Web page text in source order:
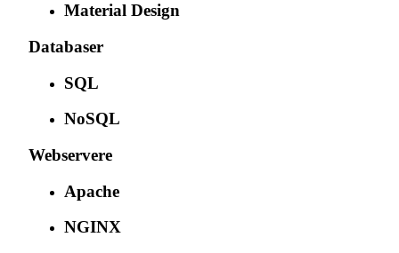
Material Design
Databaser
SQL
NoSQL
Webservere
Apache
NGINX